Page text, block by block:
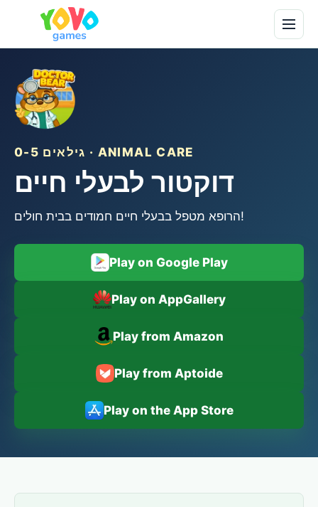
גילאים 0-5 · ANIMAL CARE
דוקטור לבעלי חיים
הרופא מטפל בבעלי חיים חמודים בבית חולים!
Play on Google Play
Play on AppGallery
Play from Amazon
Play from Aptoide
Play on the App Store